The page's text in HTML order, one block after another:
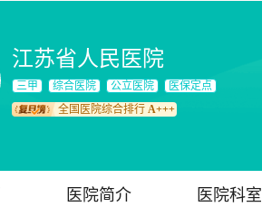
江苏省人民医院
三甲 综合医院 公立医院
医保定点
全国医院综合排行 A+++
医院简介 医院科室